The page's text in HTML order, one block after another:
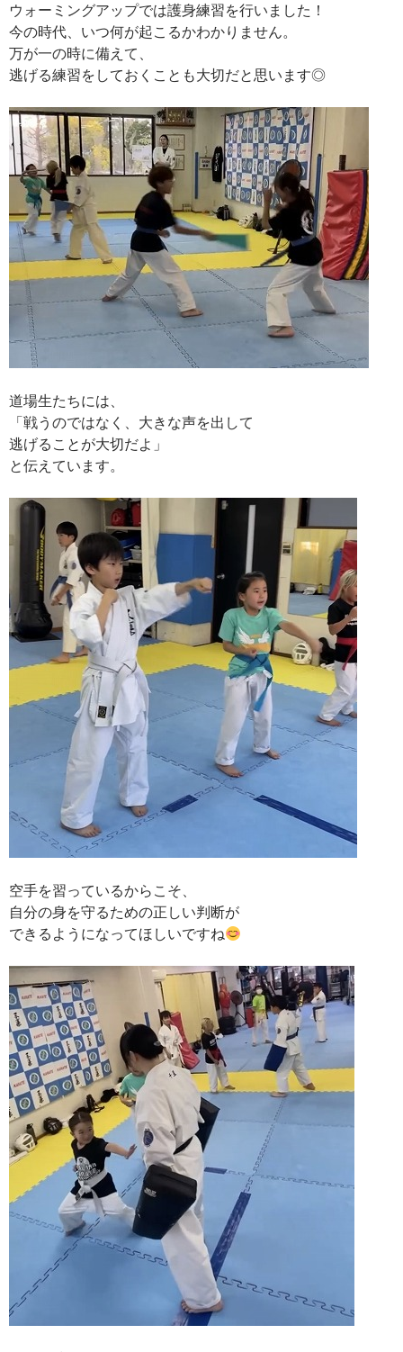
ウォーミングアップでは護身練習を行いました！
今の時代、いつ何が起こるかわかりません。
万が一の時に備えて、
逃げる練習をしておくことも大切だと思います◎
道場生たちには、
「戦うのではなく、大きな声を出して
逃げることが大切だよ」
と伝えています。
空手を習っているからこそ、
自分の身を守るための正しい判断が
できるようになってほしいですね